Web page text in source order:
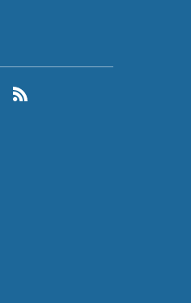
Instagram